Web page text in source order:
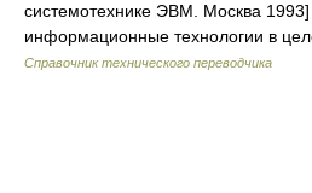
системотехнике ЭВМ. Москва 1993]
информационные технологии в
Справочник технического переводчика